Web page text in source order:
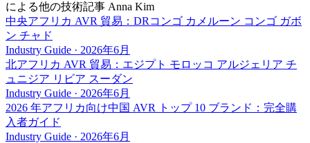
による他の技術記事 Anna Kim
中央アフリカ AVR 貿易：DRコンゴ カメルーン コンゴ ガボ
ン チャド
Industry Guide · 2026年6月
北アフリカ AVR 貿易：エジプト モロッコ アルジェリア チ
ュニジア リビア スーダン
Industry Guide · 2026年6月
2026 年アフリカ向け中国 AVR トップ 10 ブランド：完全購
入者ガイド
Industry Guide · 2026年6月